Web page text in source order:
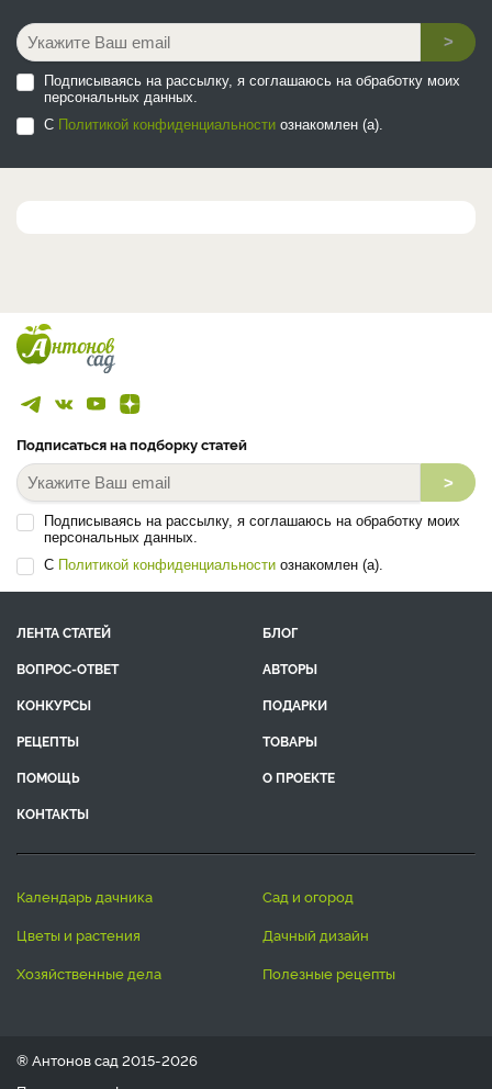
>
Подписываясь на рассылку, я соглашаюсь на обработку моих
персональных данных.
С Политикой конфиденциальности ознакомлен (а).
Подписаться на подборку статей
>
Подписываясь на рассылку, я соглашаюсь на обработку моих
персональных данных.
С Политикой конфиденциальности ознакомлен (а).
ЛЕНТА СТАТЕЙ
БЛОГ
ВОПРОС-ОТВЕТ
АВТОРЫ
КОНКУРСЫ
ПОДАРКИ
РЕЦЕПТЫ
ТОВАРЫ
ПОМОЩЬ
О ПРОЕКТЕ
КОНТАКТЫ
календарь дачника
сад и огород
цветы и растения
дачный дизайн
хозяйственные дела
полезные рецепты
® Антонов сад 2015-2026